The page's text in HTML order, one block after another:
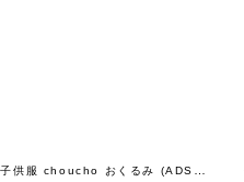
[mina perhonen petit